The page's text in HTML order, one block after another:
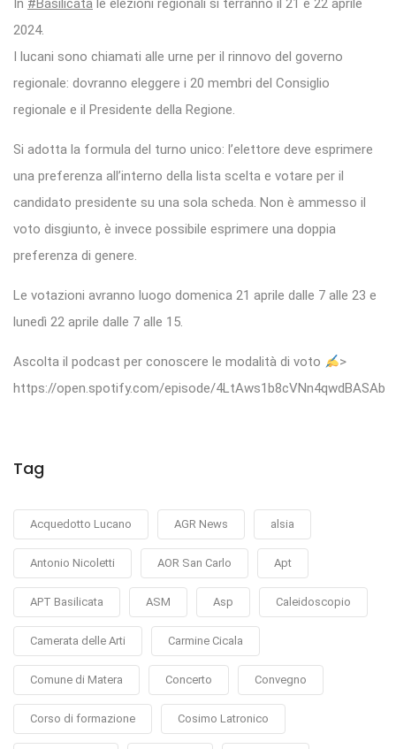
In #Basilicata le elezioni regionali si terranno il 21 e 22 aprile
2024.
I lucani sono chiamati alle urne per il rinnovo del governo
regionale: dovranno eleggere i 20 membri del Consiglio
regionale e il Presidente della Regione.
Si adotta la formula del turno unico: l’elettore deve esprimere
una preferenza all’interno della lista scelta e votare per il
candidato presidente su una sola scheda. Non è ammesso il
voto disgiunto, è invece possibile esprimere una doppia
preferenza di genere.
Le votazioni avranno luogo domenica 21 aprile dalle 7 alle 23 e
lunedì 22 aprile dalle 7 alle 15.
Ascolta il podcast per conoscere le modalità di voto
>
https://open.spotify.com/episode/4LtAws1b8cVNn4qwdBASAb
Tag
Acquedotto Lucano AGR News alsia
Antonio Nicoletti AOR San Carlo Apt
APT Basilicata ASM Asp Caleidoscopio
Camerata delle Arti Carmine Cicala
Comune di Matera Concerto Convegno
Corso di formazione Cosimo Latronico